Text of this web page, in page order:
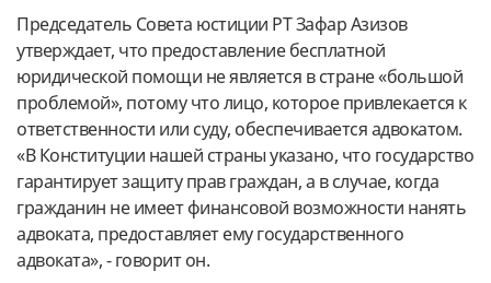
Председатель Совета юстиции РТ Зафар Азизов
утверждает, что предоставление бесплатной
юридической помощи не является в стране«большой
проблемой», потому что лицо, которое привлекается к
ответственности или суду, обеспечивается адвокатом.
«В Конституции нашей страны указано, что государство
гарантирует защиту прав граждан, а в случае, когда
гражданин не имеет финансовой возможности нанять
адвоката, предоставляет ему государственного
адвоката», - говорит он.